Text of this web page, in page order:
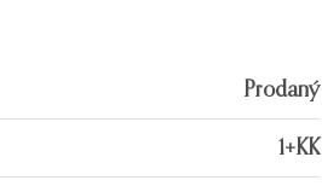
Prodaný
1+KK